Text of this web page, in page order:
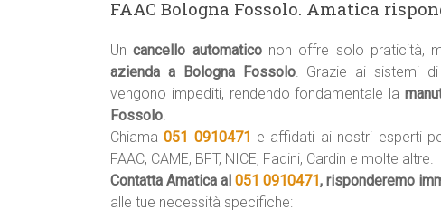
FAAC Bologna Fossolo. Amatica
Uncancello automaticonon offre solo praticità,
azienda a Bologna Fossolo. Grazie ai sistemi
vengono impediti, rendendo fondamentale la
Fossolo.
Chiama051 0910471 e affidati ai nostri esperti
FAAC, CAME, BFT, NICE, Fadini, Cardin e molte altre.
Contatta Amatica al 051 0910471, risponderemo
alle tue necessità specifiche: